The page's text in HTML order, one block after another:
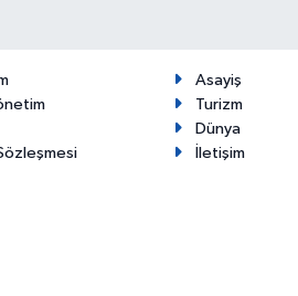
Asayiş
Turizm
Dünya
İletişim